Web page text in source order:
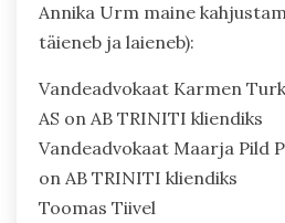
Annika Urm maine
täieneb ja laieneb):
Vandeadvokaat Karmen
AS on AB TRINITI kliendiks
Vandeadvokaat Maarja Pild
on AB TRINITI kliendiks
Toomas Tiivel